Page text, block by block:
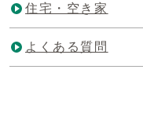
住宅・空き家
よくある質問